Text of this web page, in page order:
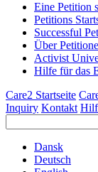
Eine Petition
Petitions
Successful
Über
Activist
Hilfe für das
Care2 Startseite
Inquiry Kontakt
Dansk
Deutsch